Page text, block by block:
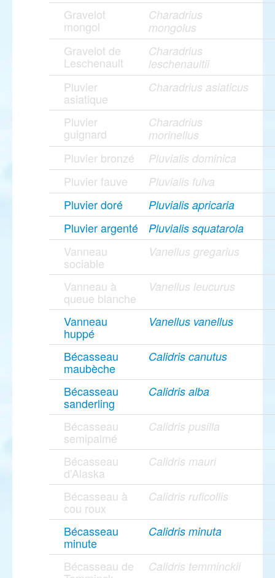
Gravelot
mongol
Charadrius
mongolus
Gravelot de
Leschenault
Charadrius
leschenaultii
Pluvier
asiatique
Charadrius asiaticus
Pluvier
guignard
Charadrius
morinellus
Pluvier bronzé Pluvialis dominica
Pluvier fauve Pluvialis fulva
Pluvier doré Pluvialis apricaria
Pluvier argenté Pluvialis squatarola
Vanneau
sociable
Vanellus gregarius
Vanneau à
queue blanche
Vanellus leucurus
Vanneau
huppé
Vanellus vanellus
Bécasseau
maubèche
Calidris canutus
Bécasseau
sanderling
Calidris alba
Bécasseau
semipalmé
Calidris pusilla
Bécasseau
d'Alaska
Calidris mauri
Bécasseau à
cou roux
Calidris ruficollis
Bécasseau
minute
Calidris minuta
Bécasseau de Calidris temminckii